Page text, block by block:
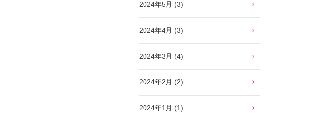
2024年5月 (3)
2024年4月 (3)
2024年3月 (4)
2024年2月 (2)
2024年1月 (1)